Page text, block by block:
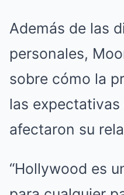
Además de las
personales,
sobre cómo la
las
afectaron su
“Hollywood es